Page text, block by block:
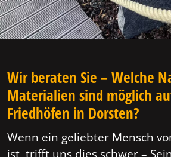
Wir beraten Sie – Welche
Materialien sind möglich
Friedhöfen in Dorsten?
Wenn ein geliebter Mensch
ist, trifft uns dies schwer –